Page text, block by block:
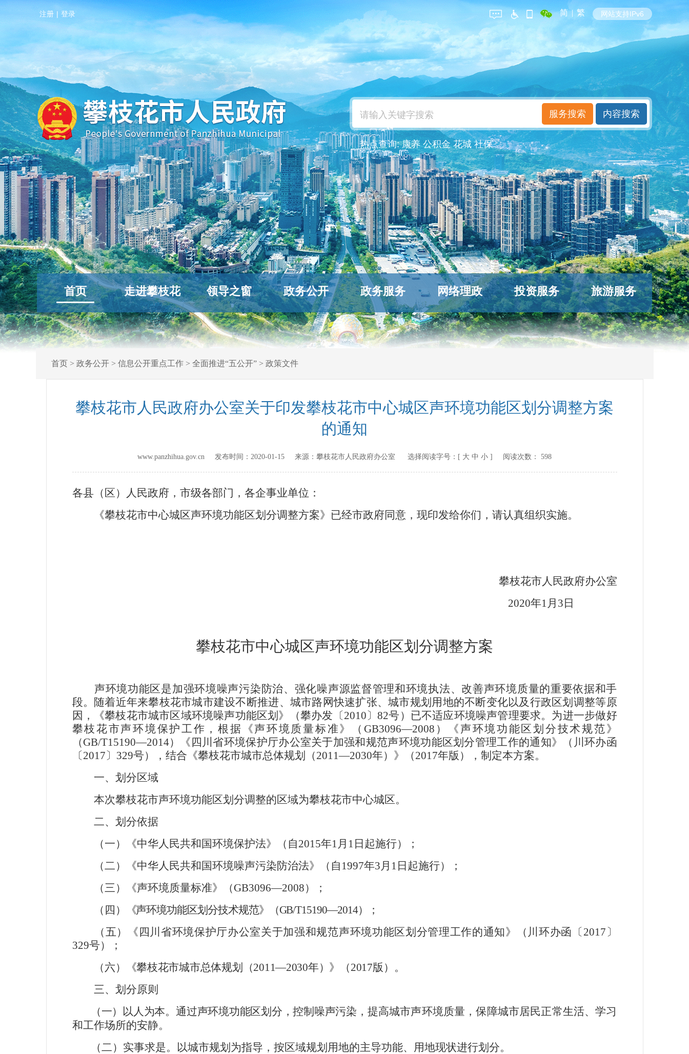
注册 | 登录 简 | 繁 网站支持IPv6
热点查询:康养 公积金 花城 社保
首页 走进攀枝花 领导之窗 政务公开 政务服务 网络理政 投资服务 旅游服务
首页> 政务公开> 信息公开重点工作> 全面推进“五公开”> 政策文件
攀枝花市人民政府办公室关于印发攀枝花市中心城区声环境功能区划分调整方案
的通知
www.panzhihua.gov.cn 发布时间： 2020-01-15 来源： 攀枝花市人民政府办公室 选择阅读字号：[ 大 中 小 ] 阅读次数： 598
各县（区）人民政府，市级各部门，各企事业单位：
《攀枝花市中心城区声环境功能区划分调整方案》已经市政府同意，现印发给你们，请认真组织实施。
攀枝花市人民政府办公室
2020年1月 3 日
攀枝花市中心城区声环境功能区划分调整方案
声环境功能区是加强环境噪声污染防治、强化噪声源监督管理和环境执法、改善声环境质量的重要依据和手
段。随着近年来攀枝花市城市建设不断推进、城市路网快速扩张、城市规划用地的不断变化以及行政区划调整等原
因，《攀枝花市城市区域环境噪声功能区划》（攀办发〔2010〕82号）已不适应环境噪声管理要求。为进一步做好
攀枝花市声环境保护工作，根据《声环境质量标准》（ GB3096—2008 ）《声环境功能区划分技术规范》
（GB/T15190—2014）《四川省环境保护厅办公室关于加强和规范声环境功能区划分管理工作的通知》（川环办函
〔2017〕 329号），结合《攀枝花市城市总体规划（2011—2030年）》（2017年版），制定本方案。
一、划分区域
本次攀枝花市声环境功能区划分调整的区域为攀枝花市中心城区。
二、划分依据
（一）《中华人民共和国环境保护法》（自2015年1月 1 日起施行）；
（二）《中华人民共和国环境噪声污染防治法》（自 1997年3月 1 日起施行）；
（三）《声环境质量标准》（GB3096—2008）；
（四）
《声环境功能区划分技术规范》（GB/T15190—2014）；
（五）《四川省环境保护厅办公室关于加强和规范声环境功能区划分管理工作的通知》（川环办函〔 2017 〕
329号）；
（六）
《攀枝花市城市总体规划（2011—2030年）》（2017版）。
三、划分原则
（一）以人为本。 通过声环境功能区划分，控制噪声污染， 提高城市声环境质量，保障城市居民正常生活、学习
和工作场所的安静。
（二）实事求是。
以城市规划为指导，按区域规划用地的主导功能、用地现状进行划分。